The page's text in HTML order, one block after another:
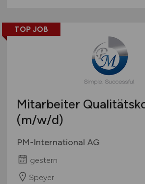
TOP JOB
Mitarbeiter
(m/w/d)
PM-International AG
gestern
Speyer